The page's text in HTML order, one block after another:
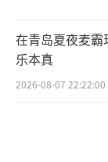
在青岛夏夜麦
乐本真
2026-08-07 22:22:00